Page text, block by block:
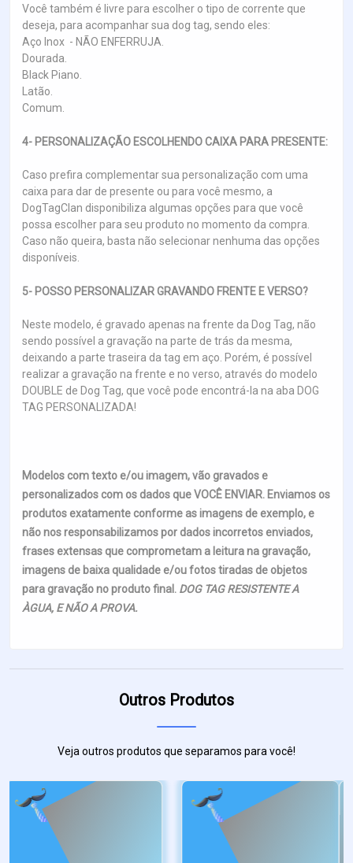
Você também é livre para escolher o tipo de corrente que
deseja, para acompanhar sua dog tag, sendo eles:
Aço Inox - NÃO ENFERRUJA.
Dourada.
Black Piano.
Latão.
Comum.
4- PERSONALIZAÇÃO ESCOLHENDO CAIXA PARA PRESENTE:
Caso prefira complementar sua personalização com uma
caixa para dar de presente ou para você mesmo, a
DogTagClan disponibiliza algumas opções para que você
possa escolher para seu produto no momento da compra.
Caso não queira, basta não selecionar nenhuma das opções
disponíveis.
5- POSSO PERSONALIZAR GRAVANDO FRENTE E VERSO?
Neste modelo, é gravado apenas na frente da Dog Tag, não
sendo possível a gravação na parte de trás da mesma,
deixando a parte traseira da tag em aço. Porém, é possível
realizar a gravação na frente e no verso, através do modelo
DOUBLE de Dog Tag, que você pode encontrá-la na aba DOG
TAG PERSONALIZADA!
Modelos com texto e/ou imagem, vão gravados e
personalizados com os dados que VOCÊ ENVIAR. Enviamos os
produtos exatamente conforme as imagens de exemplo, e
não nos responsabilizamos por dados incorretos enviados,
frases extensas que comprometam a leitura na gravação,
imagens de baixa qualidade e/ou fotos tiradas de objetos
para gravação no produto final. DOG TAG RESISTENTE A
ÀGUA, E NÃO A PROVA.
Outros Produtos
Veja outros produtos que separamos para você!